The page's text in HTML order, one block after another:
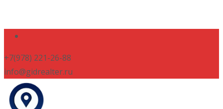
+7(978) 221-26-88
info@gidrealter.ru